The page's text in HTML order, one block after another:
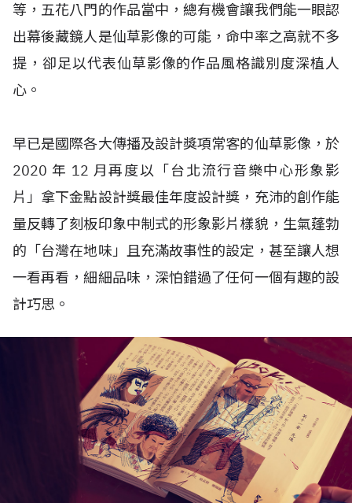
等，五花八門的作品當中，總有機會讓我們能一眼認
出幕後藏鏡人是仙草影像的可能，命中率之高就不多
提，卻足以代表仙草影像的作品風格識別度深植人
心。
早已是國際各大傳播及設計獎項常客的仙草影像，於
2020 年 12 月再度以「台北流行音樂中心形象影
片」拿下金點設計獎最佳年度設計獎，充沛的創作能
量反轉了刻板印象中制式的形象影片樣貌，生氣蓬勃
的「台灣在地味」且充滿故事性的設定，甚至讓人想
一看再看，細細品味，深怕錯過了任何一個有趣的設
計巧思。